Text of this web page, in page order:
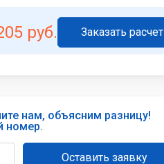
руб. Заказать расчет
нам, объясним разницу!
номер.